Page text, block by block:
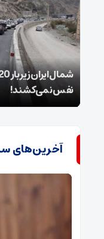
نفس نمی‌کشند!
آخرین‌های